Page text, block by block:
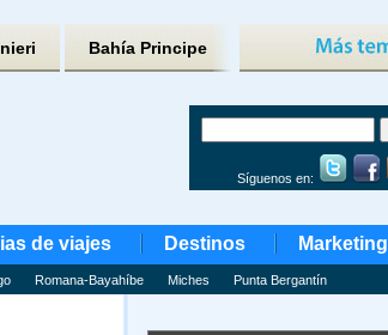
Bahía Principe
Síguenos en:
de viajes Destinos Marketing
Romana-Bayahíbe Miches Punta Bergantín